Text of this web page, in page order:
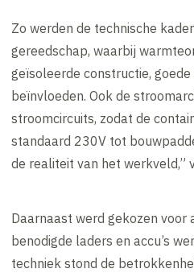
Zo werden de technische
gereedschap, waarbij
geïsoleerde constructie,
beïnvloeden. Ook de
stroomcircuits, zodat de
standaard 230V tot
de realiteit van het werkveld,”
Daarnaast werd gekozen
benodigde laders en accu’s
techniek stond de